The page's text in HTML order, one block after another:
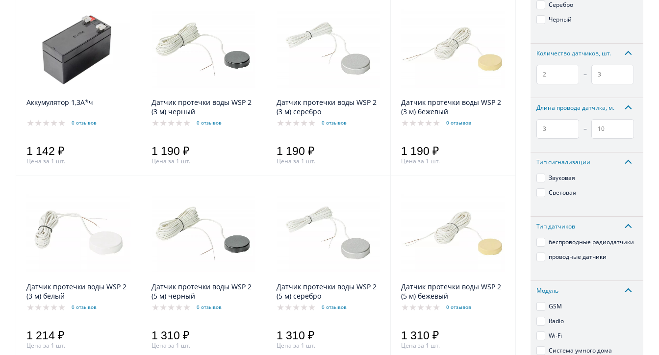
Аккумулятор 1,3А*ч
0 отзывов
1 142 ₽
Цена за 1 шт.
Датчик протечки воды WSP 2
(3 м) черный
0 отзывов
1 190 ₽
Цена за 1 шт.
Датчик протечки воды WSP 2
(3 м) серебро
0 отзывов
1 190 ₽
Цена за 1 шт.
Датчик протечки воды WSP 2
(3 м) бежевый
0 отзывов
1 190 ₽
Цена за 1 шт.
Датчик протечки воды WSP 2
(3 м) белый
0 отзывов
1 214 ₽
Цена за 1 шт.
Датчик протечки воды WSP 2
(5 м) черный
0 отзывов
1 310 ₽
Цена за 1 шт.
Датчик протечки воды WSP 2
(5 м) серебро
0 отзывов
1 310 ₽
Цена за 1 шт.
Датчик протечки воды WSP 2
(5 м) бежевый
0 отзывов
1 310 ₽
Цена за 1 шт.
Серебро
Черный
Количество датчиков, шт.
–
Длина провода датчика, м.
–
Тип сигнализации
Звуковая
Световая
Тип датчиков
беспроводные радиодатчики
проводные датчики
Модуль
GSM
Radio
Wi-Fi
Система умного дома